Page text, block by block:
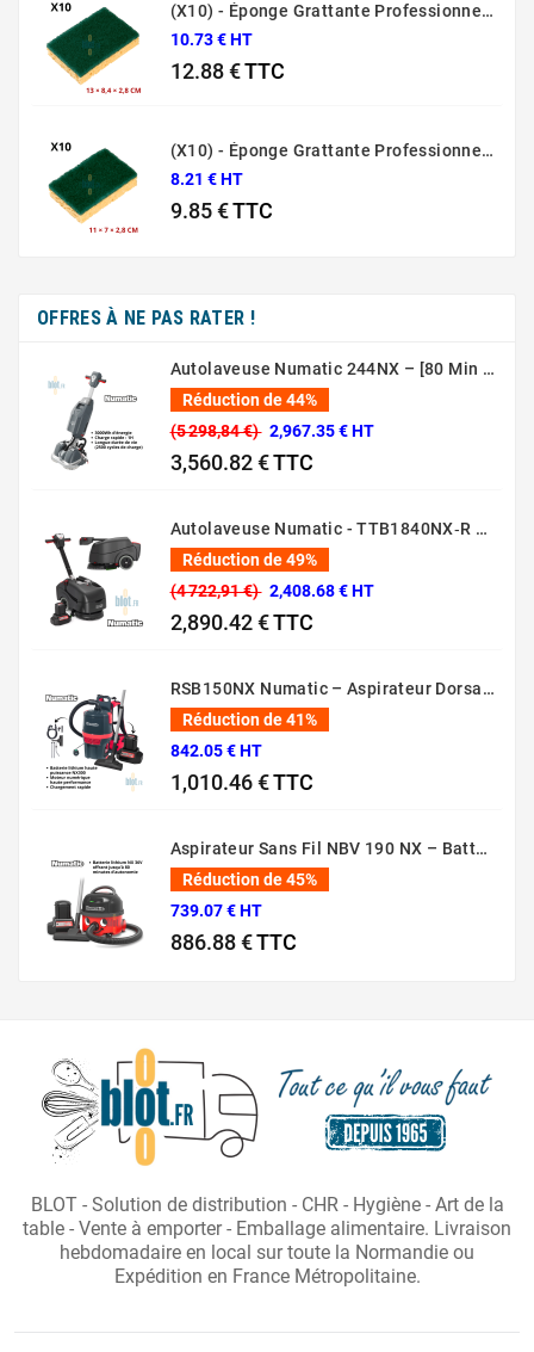
(X10) - Éponge Grattante Professionnelle Sponrex 74
10.73 € HT
12.88 €TTC
(X10) - Éponge Grattante Professionnelle Sponrex 52
8.21 € HT
9.85 €TTC
OFFRES À NE PAS RATER !
Autolaveuse Numatic 244NX – [80 Min – 44 Cm – 36V]
Réduction de 44%
(5 298,84 €) 2,967.35 € HT
3,560.82 €TTC
Autolaveuse Numatic - TTB1840NX‑R – (Batterie 36 V, 18 L)
Réduction de 49%
(4 722,91 €) 2,408.68 € HT
2,890.42 €TTC
RSB150NX Numatic – Aspirateur Dorsal Pro [80 Min – 5L – 36V]
Réduction de 41%
842.05 € HT
1,010.46 €TTC
Aspirateur Sans Fil NBV 190 NX – Batterie 36V Professionnel
Réduction de 45%
739.07 € HT
886.88 €TTC
BLOT - Solution de distribution - CHR - Hygiène - Art de la
table - Vente à emporter - Emballage alimentaire. Livraison
hebdomadaire en local sur toute la Normandie ou
Expédition en France Métropolitaine.